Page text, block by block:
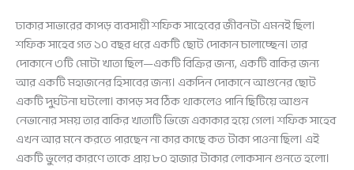
ঢাকার সাভারের কাপড় ব্যবসায়ী শফিক সাহেবের জীবনটা এমনই ছিল।
শফিক সাহেব গত ১০ বছর ধরে একটি ছোট দোকান চালাচ্ছেন। তার
দোকানে ৩টি মোটা খাতা ছিল—একটি বিক্রির জন্য, একটি বাকির জন্য
আর একটি মহাজনের হিসাবের জন্য। একদিন দোকানে আগুনের ছোট
একটি দুর্ঘটনা ঘটলো। কাপড় সব ঠিক থাকলেও পানি ছিটিয়ে আগুন
নেভানোর সময় তার বাকির খাতাটি ভিজে একাকার হয়ে গেল। শফিক সাহেব
এখন আর মনে করতে পারছেন না কার কাছে কত টাকা পাওনা ছিল। এই
একটি ভুলের কারণে তাকে প্রায় ৮০ হাজার টাকার লোকসান গুনতে হলো।